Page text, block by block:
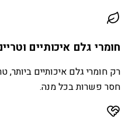
חומרי גלם איכותיים
רק חומרי גלם איכותיים ביותר,
חסר פשרות בכל מנה.